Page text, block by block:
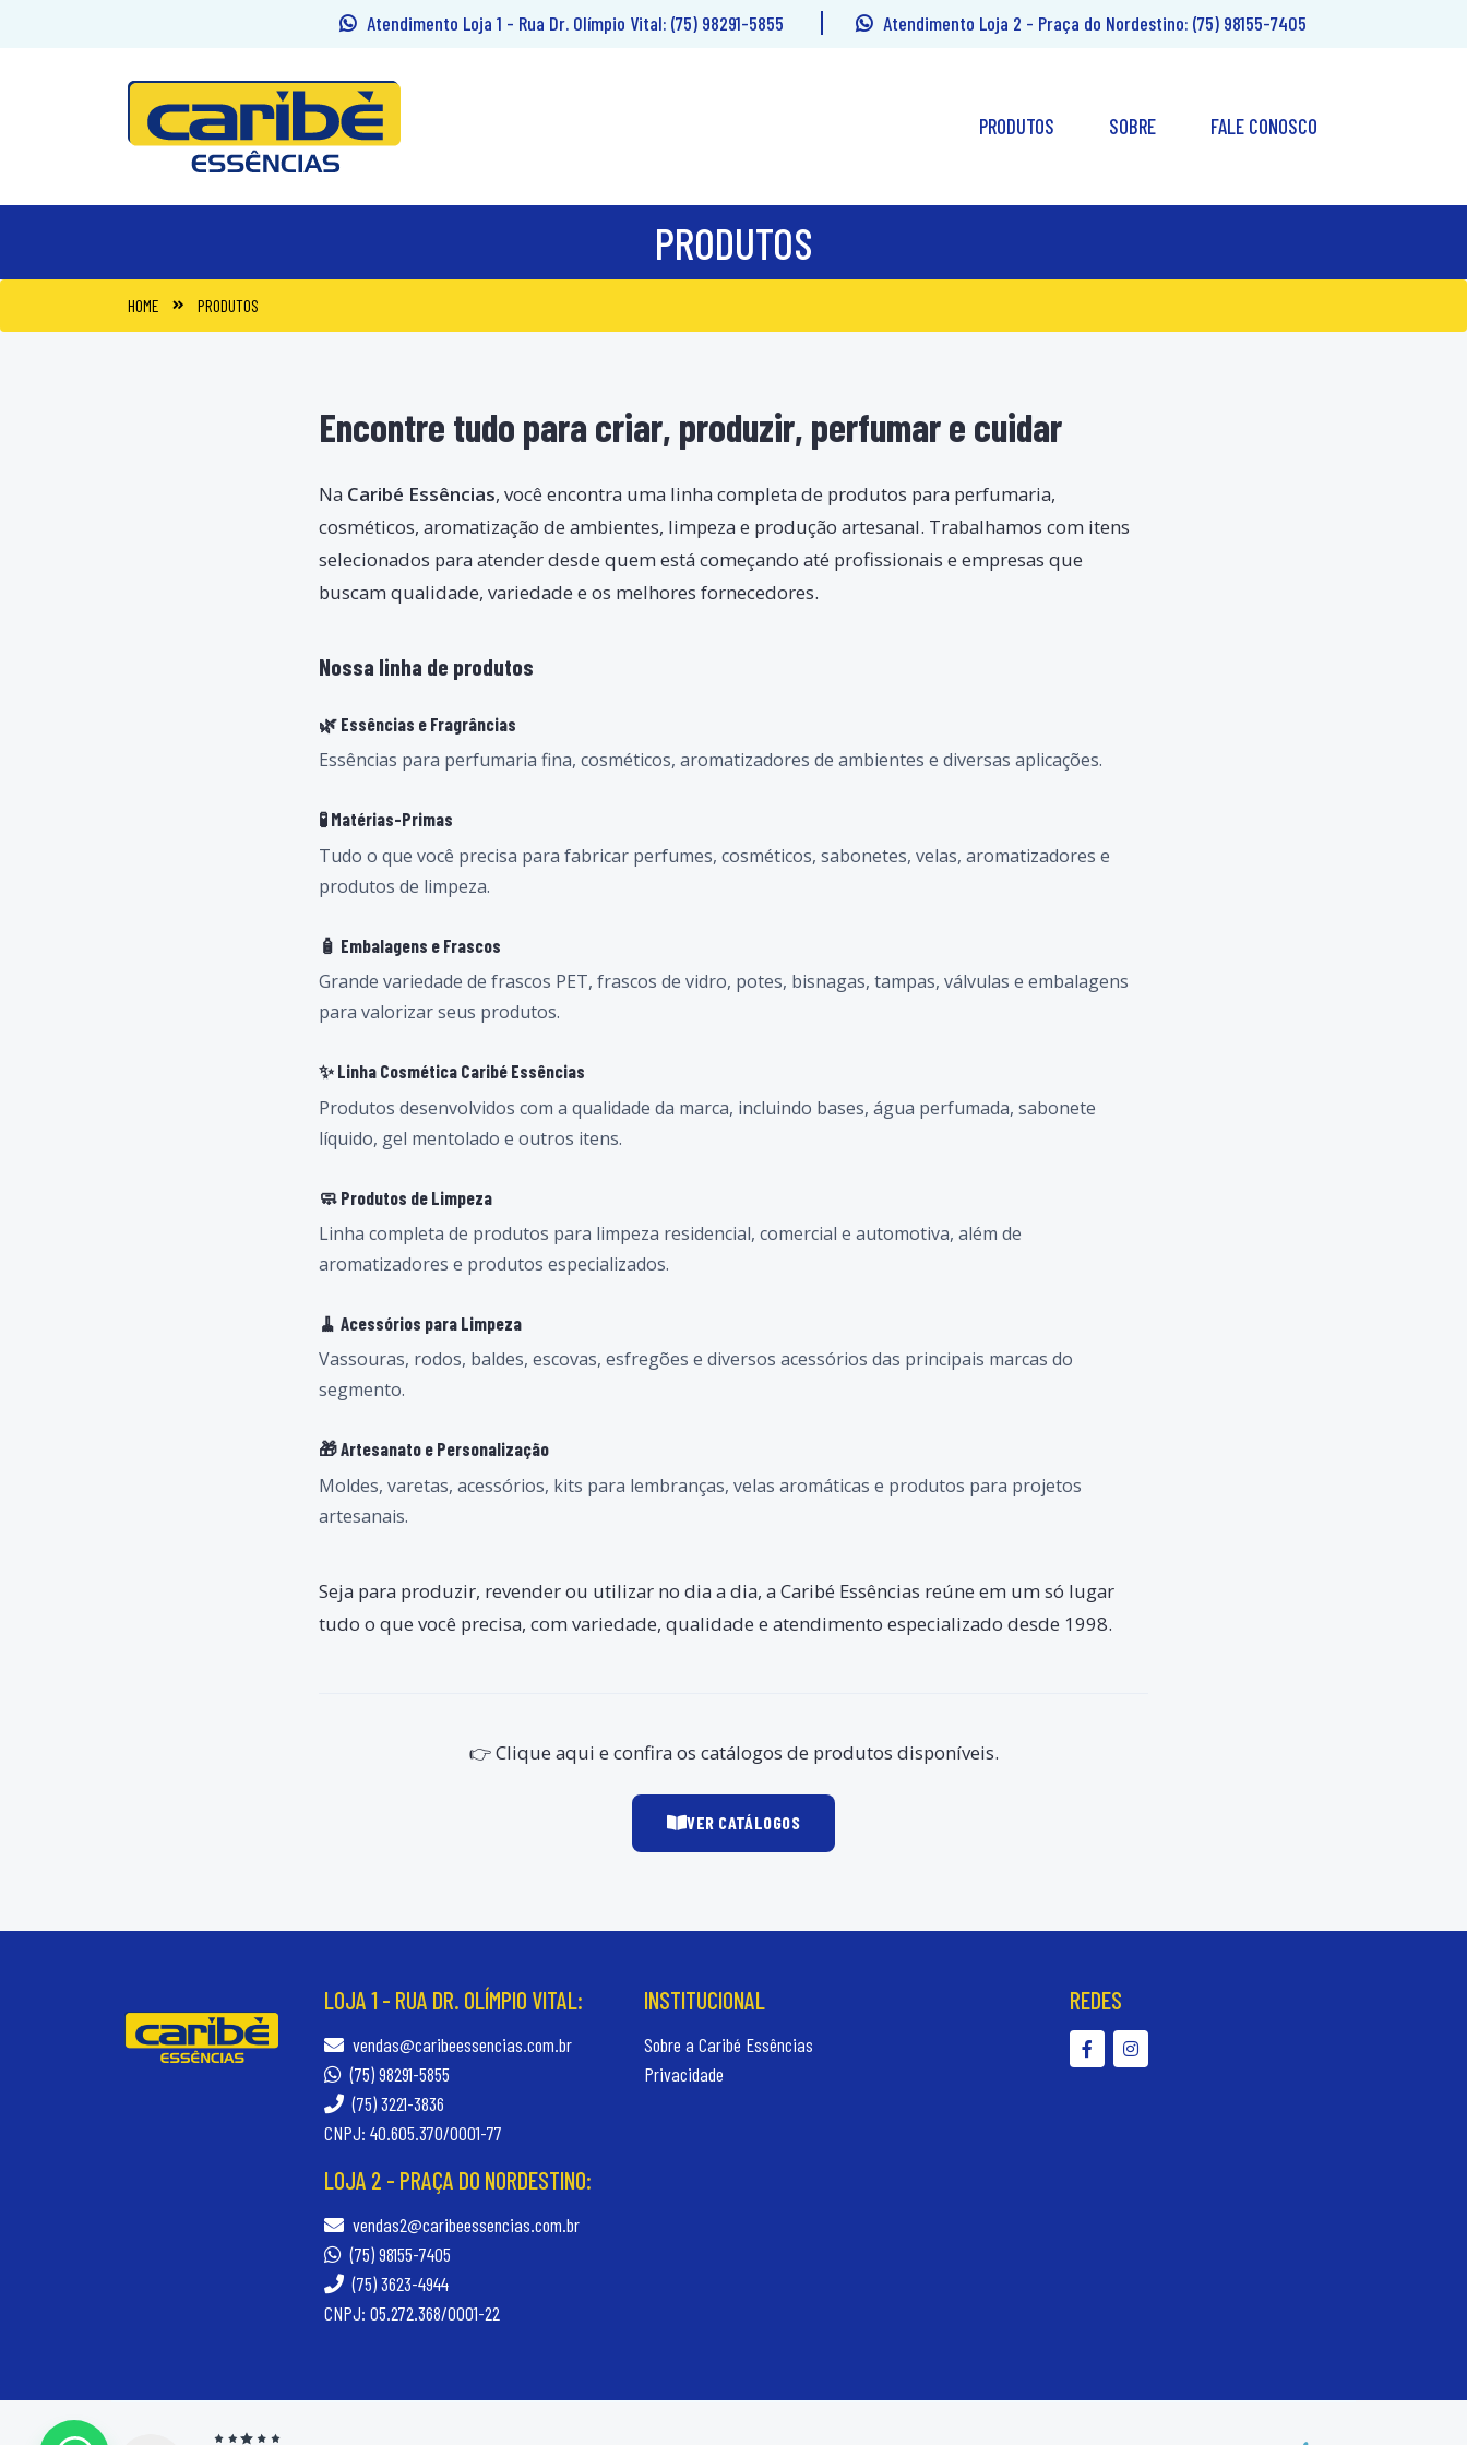
Atendimento Loja 1 - Rua Dr. Olímpio Vital: (75) 98291-5855 Atendimento Loja 2 - Praça do Nordestino: (75) 98155-7405
PRODUTOS SOBRE FALE CONOSCO
PRODUTOS
HOME PRODUTOS
Encontre tudo para criar, produzir, perfumar e cuidar
Na Caribé Essências, você encontra uma linha completa de produtos para perfumaria,
cosméticos, aromatização de ambientes, limpeza e produção artesanal. Trabalhamos com itens
selecionados para atender desde quem está começando até profissionais e empresas que
buscam qualidade, variedade e os melhores fornecedores.
Nossa linha de produtos
🌿 Essências e Fragrâncias
Essências para perfumaria fina, cosméticos, aromatizadores de ambientes e diversas aplicações.
🧪 Matérias-Primas
Tudo o que você precisa para fabricar perfumes, cosméticos, sabonetes, velas, aromatizadores e
produtos de limpeza.
🧴 Embalagens e Frascos
Grande variedade de frascos PET, frascos de vidro, potes, bisnagas, tampas, válvulas e embalagens
para valorizar seus produtos.
✨ Linha Cosmética Caribé Essências
Produtos desenvolvidos com a qualidade da marca, incluindo bases, água perfumada, sabonete
líquido, gel mentolado e outros itens.
🧼 Produtos de Limpeza
Linha completa de produtos para limpeza residencial, comercial e automotiva, além de
aromatizadores e produtos especializados.
🧹 Acessórios para Limpeza
Vassouras, rodos, baldes, escovas, esfregões e diversos acessórios das principais marcas do
segmento.
🎁 Artesanato e Personalização
Moldes, varetas, acessórios, kits para lembranças, velas aromáticas e produtos para projetos
artesanais.
Seja para produzir, revender ou utilizar no dia a dia, a Caribé Essências reúne em um só lugar
tudo o que você precisa, com variedade, qualidade e atendimento especializado desde 1998.
👉 Clique aqui e confira os catálogos de produtos disponíveis.
VER CATÁLOGOS
LOJA 1 - RUA DR. OLÍMPIO VITAL:
vendas@caribeessencias.com.br
(75) 98291-5855
(75) 3221-3836
CNPJ: 40.605.370/0001-77
LOJA 2 - PRAÇA DO NORDESTINO:
vendas2@caribeessencias.com.br
(75) 98155-7405
(75) 3623-4944
CNPJ: 05.272.368/0001-22
INSTITUCIONAL
Sobre a Caribé Essências
Privacidade
REDES